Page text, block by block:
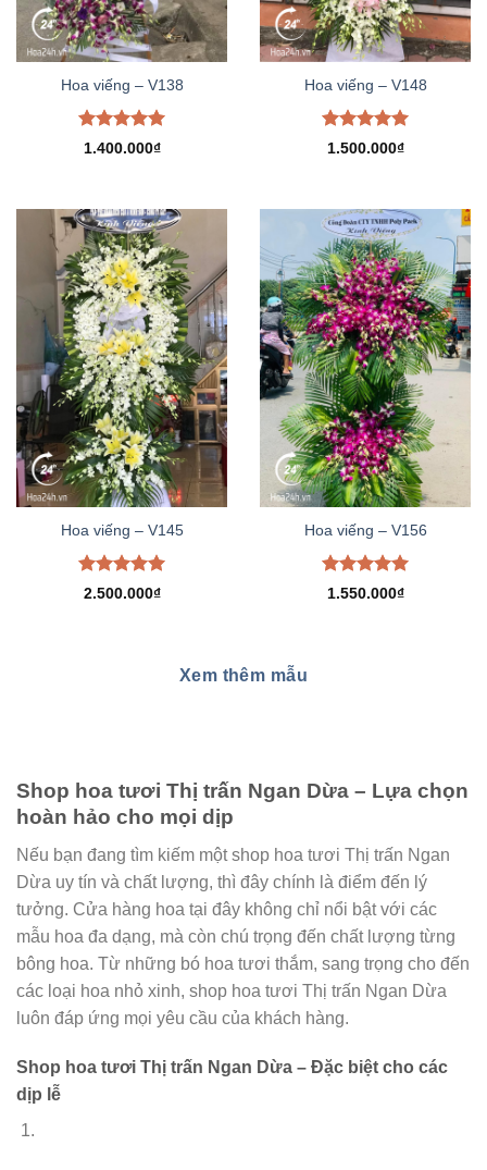
Hoa viếng – V138
Được xếp
1.400.000₫
Hoa viếng – V148
Được xếp
1.500.000₫
Hoa viếng – V145
Được xếp
2.500.000₫
Hoa viếng – V156
Được xếp
1.550.000₫
Xem thêm mẫu
Shop hoa tươi Thị trấn Ngan Dừa – Lựa chọn
hoàn hảo cho mọi dịp
Nếu bạn đang tìm kiếm một shop hoa tươi Thị trấn Ngan
Dừa uy tín và chất lượng, thì đây chính là điểm đến lý
tưởng. Cửa hàng hoa tại đây không chỉ nổi bật với các
mẫu hoa đa dạng, mà còn chú trọng đến chất lượng từng
bông hoa. Từ những bó hoa tươi thắm, sang trọng cho đến
các loại hoa nhỏ xinh, shop hoa tươi Thị trấn Ngan Dừa
luôn đáp ứng mọi yêu cầu của khách hàng.
Shop hoa tươi Thị trấn Ngan Dừa – Đặc biệt cho các
dịp lễ